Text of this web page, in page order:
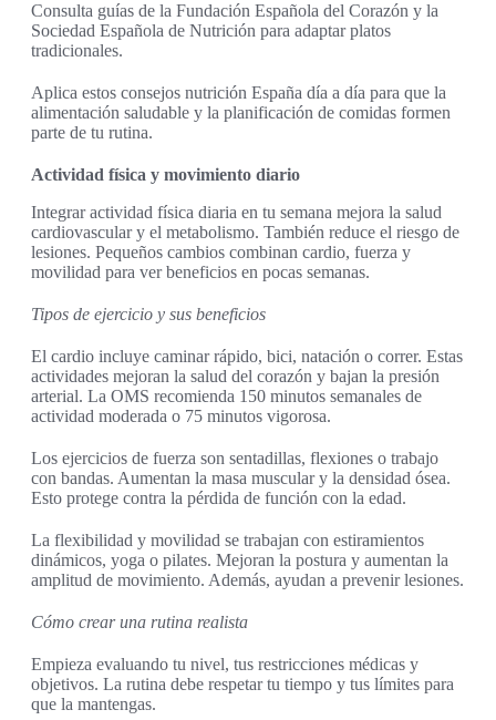
Consulta guías de la Fundación Española del Corazón y la
Sociedad Española de Nutrición para adaptar platos
tradicionales.
Aplica estos consejos nutrición España día a día para que la
alimentación saludable y la planificación de comidas formen
parte de tu rutina.
Actividad física y movimiento diario
Integrar actividad física diaria en tu semana mejora la salud
cardiovascular y el metabolismo. También reduce el riesgo de
lesiones. Pequeños cambios combinan cardio, fuerza y
movilidad para ver beneficios en pocas semanas.
Tipos de ejercicio y sus beneficios
El cardio incluye caminar rápido, bici, natación o correr. Estas
actividades mejoran la salud del corazón y bajan la presión
arterial. La OMS recomienda 150 minutos semanales de
actividad moderada o 75 minutos vigorosa.
Los ejercicios de fuerza son sentadillas, flexiones o trabajo
con bandas. Aumentan la masa muscular y la densidad ósea.
Esto protege contra la pérdida de función con la edad.
La flexibilidad y movilidad se trabajan con estiramientos
dinámicos, yoga o pilates. Mejoran la postura y aumentan la
amplitud de movimiento. Además, ayudan a prevenir lesiones.
Cómo crear una rutina realista
Empieza evaluando tu nivel, tus restricciones médicas y
objetivos. La rutina debe respetar tu tiempo y tus límites para
que la mantengas.